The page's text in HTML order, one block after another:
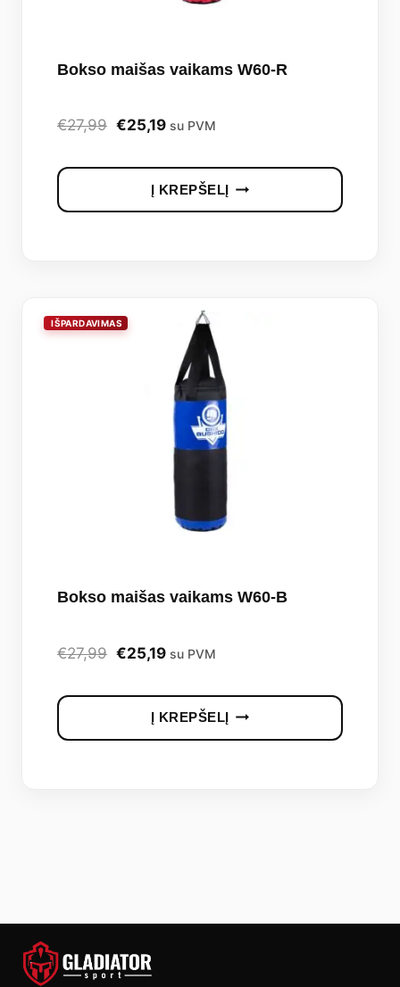
Bokso maišas vaikams W60-R
€27,99 Original
€27,99.
€25,19Current
is:
€25,19.
su PVM
Į KREPŠELĮ
Bokso maišas vaikams W60-B
€27,99 Original
€27,99.
€25,19Current
is:
€25,19.
su PVM
Į KREPŠELĮ